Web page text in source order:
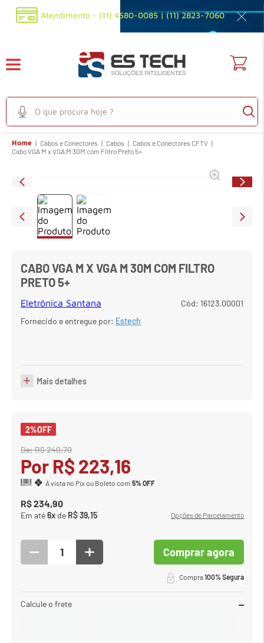
Atendimento - (11) 4580-0085 | (11) 2823-7060
O que procura hoje ?
TERMOS MAIS BUSCADOS
1º emaudioconferencia
2º
emfonte
4º emmouse
emsensor
7º emcarrinho
8º emmeetup logitech
9º emcaixa
PorR$223,16
Comprar agora
Home Cabos e Conectores Cabos
Cabos e Conectores CFTV
Cabo VGA M x VGA M 30M com Filtro Preto 5+
CABO VGA M X VGA M 30M COM FILTRO
PRETO 5+
Eletrônica Santana Cód: 16123.00001
Fornecido e entregue por: Estech
Mais detalhes
2%OFF
De:R$240,70
Por R$ 223,16
À vista no Pix ou Boleto com 5% OFF
R$234,90
Em até6x de R$39,15 Opções de Parcelamento
Comprar agora
Compra100% Segura
Calcule o frete